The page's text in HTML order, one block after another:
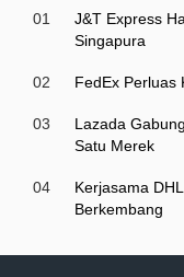
01
J&T Express
Singapura
02 FedEx Perluas
03
Lazada
Satu Merek
04
Kerjasama
Berkembang